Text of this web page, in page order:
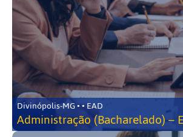
Divinópolis-MG • • EAD
Administração (Bacharelado) –